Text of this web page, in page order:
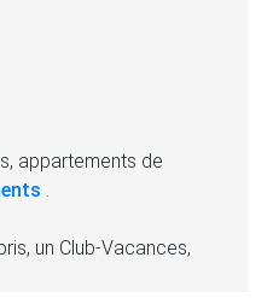
appartements de
un Club-Vacances,